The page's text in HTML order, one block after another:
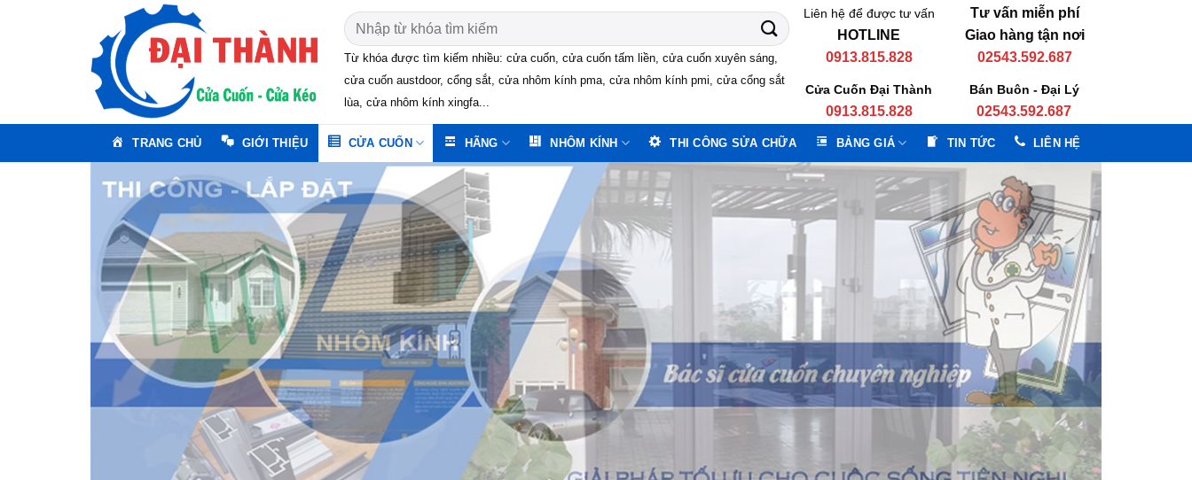
Tìm
kiếm:
Từ khóa được tìm kiếm nhiều: cửa cuốn, cửa cuốn tấm liền, cửa cuốn xuyên sáng,
cửa cuốn austdoor, cổng sắt, cửa nhôm kính pma, cửa nhôm kính pmi, cửa cổng sắt
lùa, cửa nhôm kính xingfa...
Liên hệ để được tư vấn
HOTLINE
0913.815.828
Tư vấn miễn phí
Giao hàng tận nơi
02543.592.687
Cửa Cuốn Đại Thành
0913.815.828
Bán Buôn - Đại Lý
02543.592.687
TRANG CHỦ GIỚI THIỆU CỬA CUỐN HÃNG NHÔM KÍNH THI CÔNG SỬA CHỮA BẢNG GIÁ TIN TỨC LIÊN HỆ